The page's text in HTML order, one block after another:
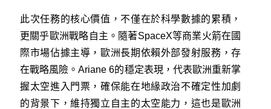
此次任務的核心價值，不僅在於科學數據的累積，
更關乎歐洲戰略自主。隨著SpaceX等商業火箭在國
際市場佔據主導，歐洲長期依賴外部發射服務，存
在戰略風險。Ariane 6的穩定表現，代表歐洲重新掌
握太空進入門票，確保能在地緣政治不確定性加劇
的背景下，維持獨立自主的太空能力，這也是歐洲